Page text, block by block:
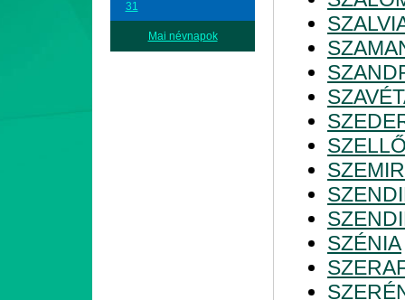
31
Mai névnapok
SZÉNIA